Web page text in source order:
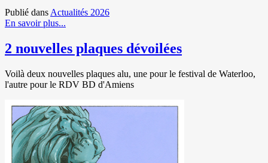
Publié dans Actualités 2026
En savoir plus...
2 nouvelles plaques dévoilées
Voilà deux nouvelles plaques alu, une pour le festival de Waterloo,
l'autre pour le RDV BD d'Amiens